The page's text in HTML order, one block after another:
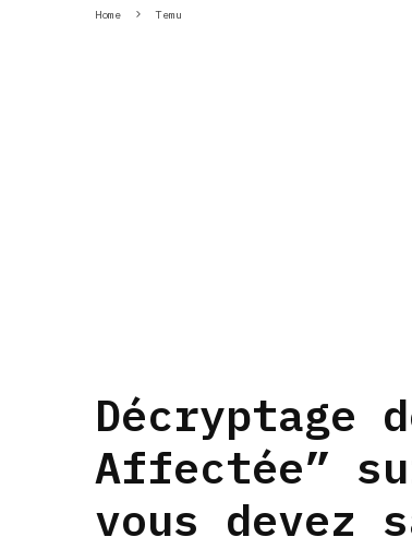
Home Temu
Décryptage
Affectée”
vous devez